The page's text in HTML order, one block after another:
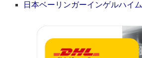
日本ベーリンガーインゲルハイム